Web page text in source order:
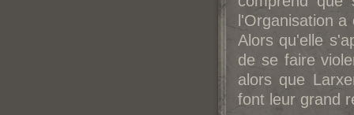
l'Organisation
Alors qu'elle
de se faire
alors que
font leur grand